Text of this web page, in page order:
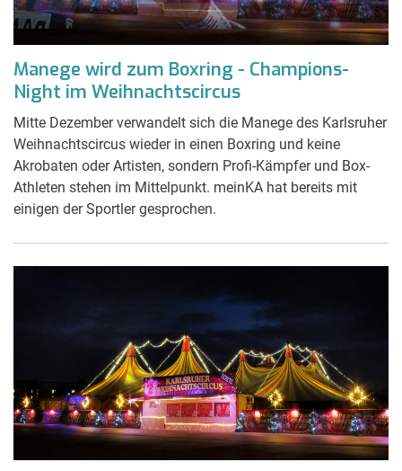
Manege wird zum Boxring - Champions-
Night im Weihnachtscircus
Mitte Dezember verwandelt sich die Manege des Karlsruher
Weihnachtscircus wieder in einen Boxring und keine
Akrobaten oder Artisten, sondern Profi-Kämpfer und Box-
Athleten stehen im Mittelpunkt. meinKA hat bereits mit
einigen der Sportler gesprochen.